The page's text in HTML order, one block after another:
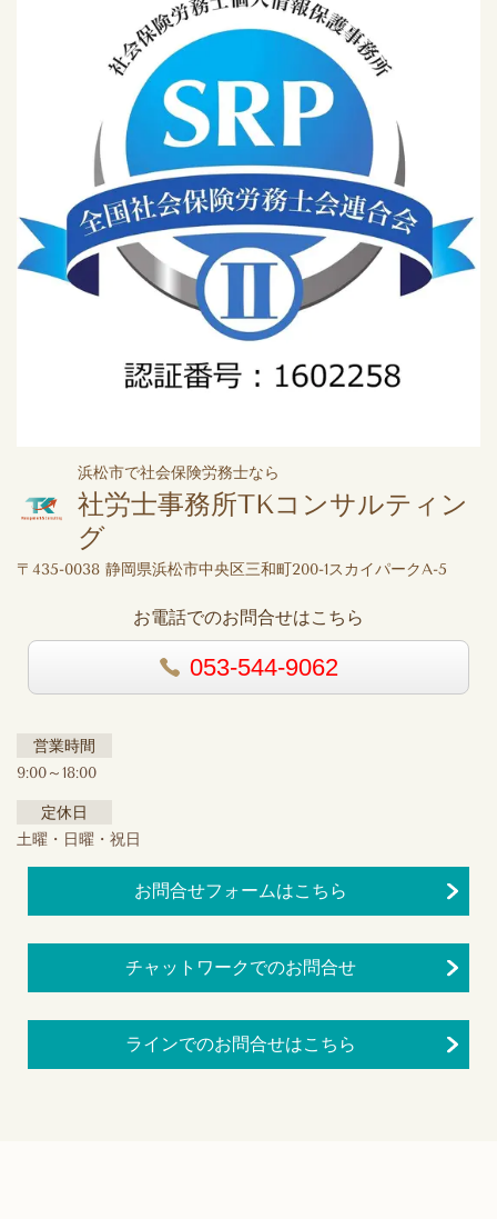
浜松市で社会保険労務士なら
社労士事務所TKコンサルティン
グ
〒435-0038 静岡県浜松市中央区三和町200-1スカイパークA-5
お電話でのお問合せはこちら
053-544-9062
営業時間
9:00～18:00
定休日
土曜・日曜・祝日
お問合せフォームはこちら
チャットワークでのお問合せ
ラインでのお問合せはこちら